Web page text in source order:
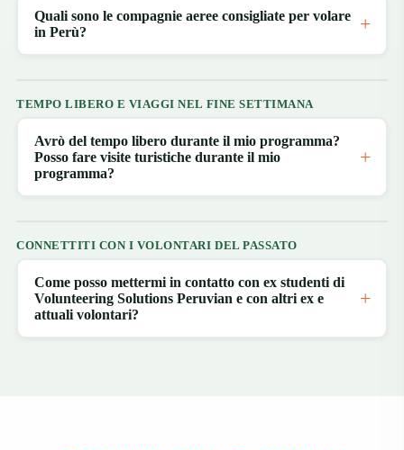
Quali sono le compagnie aeree consigliate per volare
in Perù?
TEMPO LIBERO E VIAGGI NEL FINE SETTIMANA
Avrò del tempo libero durante il mio programma?
Posso fare visite turistiche durante il mio
programma?
CONNETTITI CON I VOLONTARI DEL PASSATO
Come posso mettermi in contatto con ex studenti di
Volunteering Solutions Peruvian e con altri ex e
attuali volontari?